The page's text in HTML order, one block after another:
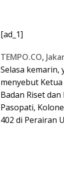
[ad_1]
TEMPO.CO,
Selasa kemarin,
menyebut
Badan Riset
Pasopati,
402 di Perairan